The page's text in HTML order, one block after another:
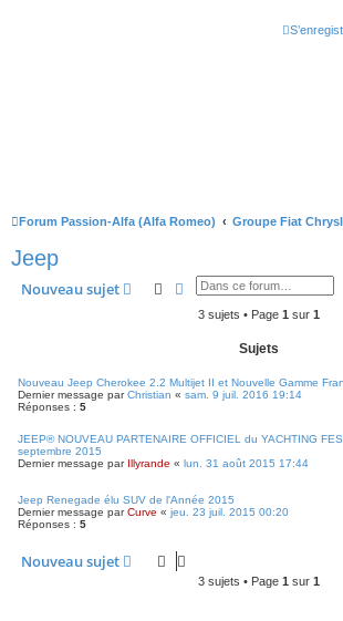
Forum Passion-Alfa (Alfa Romeo) Groupe Fiat
Jeep
Nouveau sujet Rechercher
Recherche avancée
3 sujets • Page 1 sur 1
Sujets
Nouveau Jeep Cherokee 2.2 Multijet II et Nouvelle Gamme
Dernier message parChristian « sam. 9 juil. 2016 19:14
Réponses : 5
JEEP® NOUVEAU PARTENAIRE OFFICIEL du YACHTING
septembre 2015
Dernier message par Illyrande « lun. 31 août 2015 17:44
Jeep Renegade élu SUV de l'Année 2015
Dernier message parCurve « jeu. 23 juil. 2015 00:20
Réponses : 5
Nouveau sujet
3 sujets • Page 1 sur 1